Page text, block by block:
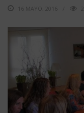
16 MAYO, 2016